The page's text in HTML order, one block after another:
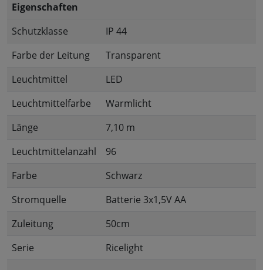
Eigenschaften
Schutzklasse
IP 44
Farbe der Leitung
Transparent
Leuchtmittel
LED
Leuchtmittelfarbe
Warmlicht
Länge
7,10 m
Leuchtmittelanzahl
96
Farbe
Schwarz
Stromquelle
Batterie 3x1,5V AA
Zuleitung
50cm
Serie
Ricelight